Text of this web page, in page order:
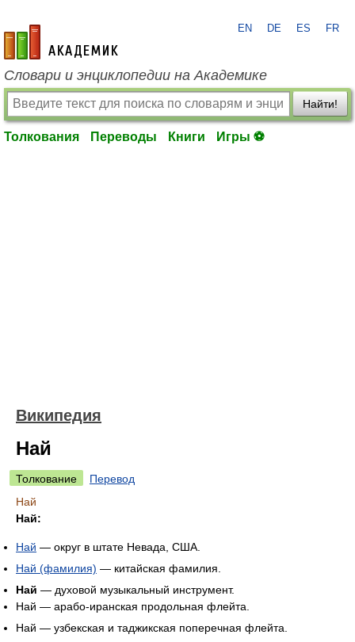
academic.ru
EN DE ES FR
Словари и энциклопедии на Академике
Найти!
Толкования Переводы Книги Игры ⚽
Википедия
Най
Толкование
Перевод
Най
Най:
Най — округ в штате Невада, США.
Най (фамилия) — китайская фамилия.
Най — духовой музыкальный инструмент.
Най — арабо-иранская продольная флейта.
Най — узбекская и таджикская поперечная флейта.